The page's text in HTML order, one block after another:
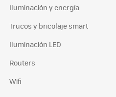
Iluminación y energía
Trucos y bricolaje smart
Iluminación LED
Routers
Wifi